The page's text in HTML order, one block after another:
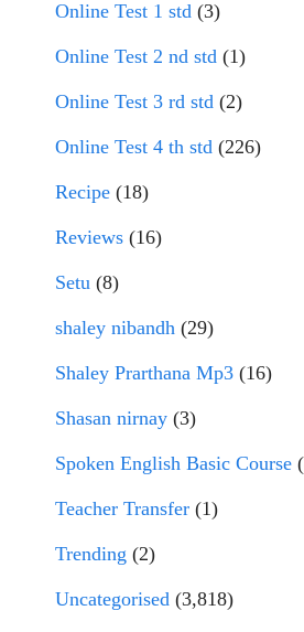
Online Test 1 std (3)
Online Test 2 nd std (1)
Online Test 3 rd std (2)
Online Test 4 th std (226)
Recipe (18)
Reviews (16)
Setu (8)
shaley nibandh (29)
Shaley Prarthana Mp3 (16)
Shasan nirnay (3)
Spoken English Basic Course
Teacher Transfer (1)
Trending (2)
Uncategorised (3,818)